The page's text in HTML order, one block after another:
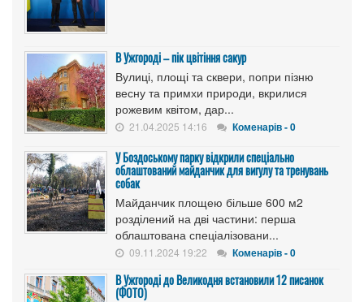
В Ужгороді – пік цвітіння сакур
Вулиці, площі та сквери, попри пізню
весну та примхи природи, вкрилися
рожевим квітом, дар...
21.04.2025 14:16 Коменарів - 0
У Боздоському парку відкрили спеціально
облаштований майданчик для вигулу та тренувань
собак
Майданчик площею більше 600 м2
розділений на дві частини: перша
облаштована спеціалізовани...
09.11.2024 19:22 Коменарів - 0
В Ужгороді до Великодня встановили 12 писанок
(ФОТО)